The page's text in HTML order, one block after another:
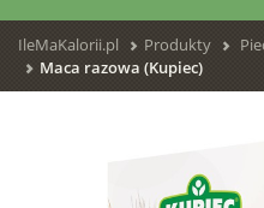
IleMaKalorii.pl Produkty
Maca razowa (Kupiec)